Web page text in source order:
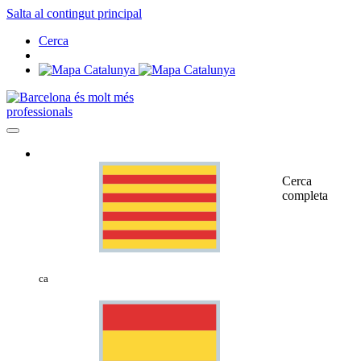
Salta al contingut principal
Cerca
professionals
ca
Cerca
completa